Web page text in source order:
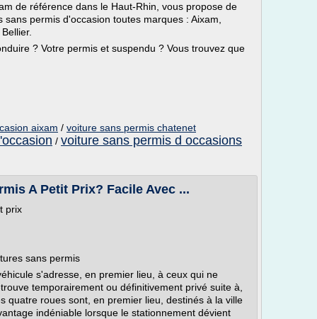
de référence dans le Haut-Rhin, vous propose de
permis d'occasion toutes marques : Aixam,
? Votre permis et suspendu ? Vous trouvez que
aixam / voiture sans permis chatenet
/ voiture sans permis d occasions
A Petit Prix? Facile Avec ...
prix
sans permis
s'adresse, en premier lieu, à ceux qui ne
temporairement ou définitivement privé suite à,
quatre roues sont, en premier lieu, destinés à la ville
indéniable lorsque le stationnement dévient